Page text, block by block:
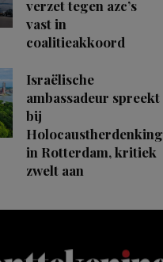
verzet tegen azc’s
vast in
coalitieakkoord
Israëlische
ambassadeur spreekt
bij
Holocaustherdenking
in Rotterdam, kritiek
zwelt aan